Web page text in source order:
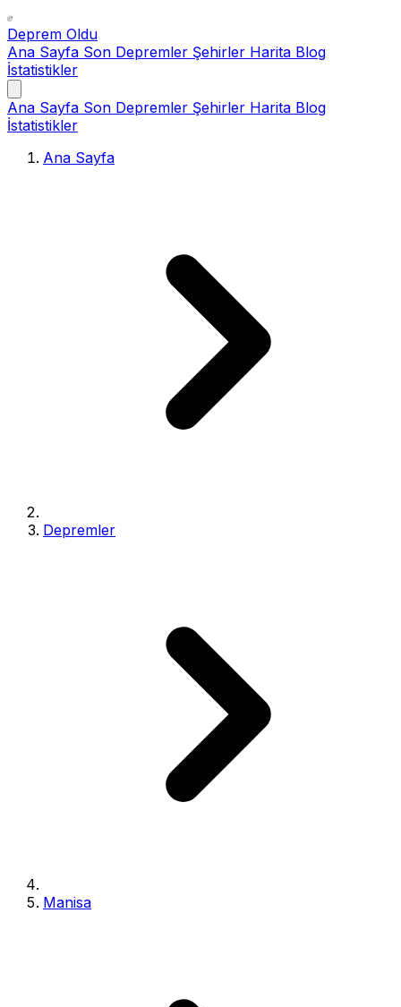
Deprem Oldu
Ana Sayfa Son Depremler Şehirler Harita Blog
İstatistikler
Ana Sayfa Son Depremler Şehirler Harita Blog
İstatistikler
Ana Sayfa
Depremler
Manisa